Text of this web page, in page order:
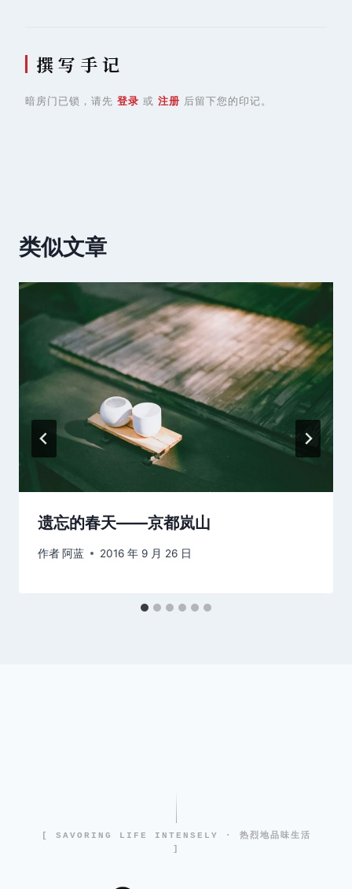
撰 写 手 记
暗房门已锁，请先 登录 或 注册 后留下您的印记。
类似文章
遗忘的春天——京都岚山
作者 阿蓝 2016 年 9 月 26 日
[ SAVORING LIFE INTENSELY · 热烈地品味生活
]